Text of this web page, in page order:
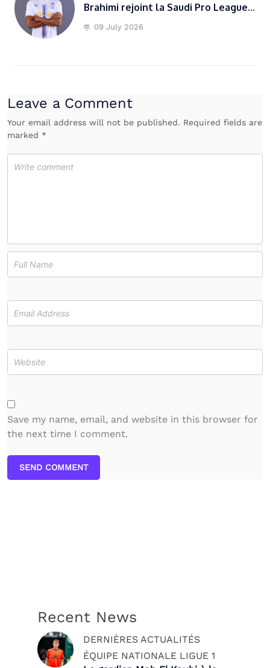
Brahimi rejoint la Saudi Pro League...
09 July 2026
Leave a Comment
Your email address will not be published. Required fields are
marked *
Save my name, email, and website in this browser for
the next time I comment.
SEND COMMENT
Recent News
DERNIÈRES ACTUALITÉS
ÉQUIPE NATIONALE LIGUE 1